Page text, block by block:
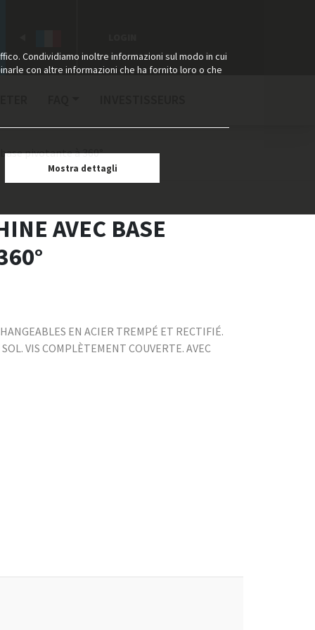
Condividiamo inoltre informazioni sul modo in cui
con altre informazioni che ha fornito loro o che
Mostra dettagli
pivotante à 360°
AVEC BASE
EN ACIER TREMPÉ ET RECTIFIÉ.
VIS COMPLÈTEMENT COUVERTE. AVEC